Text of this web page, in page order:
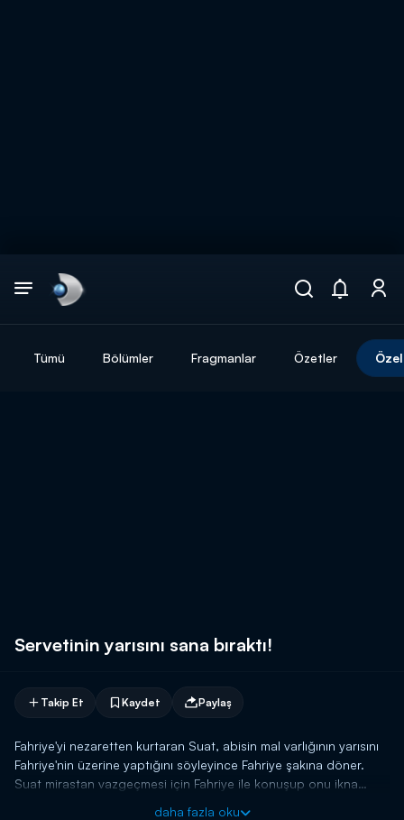
Tümü Bölümler Fragmanlar Özetler
Servetinin yarısını sana bıraktı!
Takip Et Kaydet Paylaş
Fahriye'yi nezaretten kurtaran Suat, abisin mal varlığının yarısını
Fahriye'nin üzerine yaptığını söyleyince Fahriye şakına döner.
Suat mirastan vazgeçmesi için Fahriye ile konuşup onu ikna
daha fazla oku